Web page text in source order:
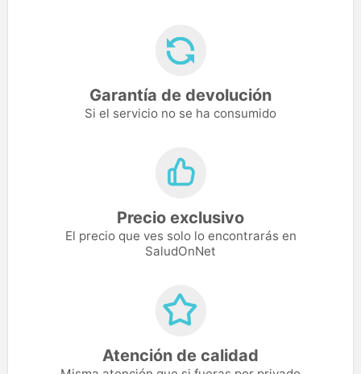
Garantía de devolución
Si el servicio no se ha consumido
Precio exclusivo
El precio que ves solo lo encontrarás en
SaludOnNet
Atención de calidad